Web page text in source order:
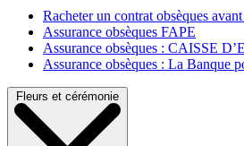
Racheter un contrat obsèques
Assurance obsèques FAPE
Assurance obsèques : CAISSE
Assurance obsèques : La Banque
Fleurs et cérémonie